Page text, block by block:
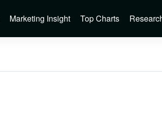
Marketing Insight Top Charts